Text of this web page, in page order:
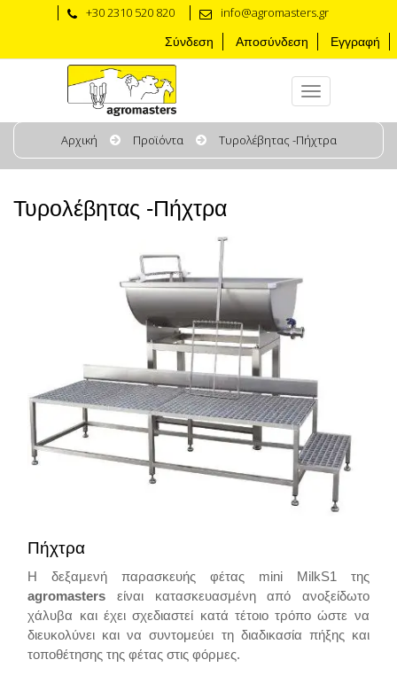
+30 2310 520 820 info@agromasters.gr
Σύνδεση Αποσύνδεση Εγγραφή
Αρχική Προϊόντα Τυρολέβητας -Πήχτρα
Τυρολέβητας -Πήχτρα
Πήχτρα
Η δεξαμενή παρασκευής φέτας mini MilkS1 της
agromasters είναι κατασκευασμένη από ανοξείδωτο
χάλυβα και έχει σχεδιαστεί κατά τέτοιο τρόπο ώστε να
διευκολύνει και να συντομεύει τη διαδικασία πήξης και
τοποθέτησης της φέτας στις φόρμες.